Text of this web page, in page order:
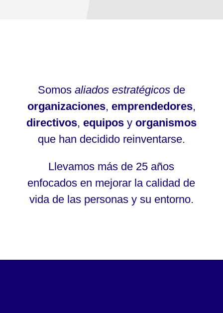
Somos aliados estratégicosde
organizaciones, emprendedores,
directivos, equiposy organismos
que han decidido reinventarse.
Llevamos más de 25 años
enfocados en mejorar la calidad de
vida de las personas y su entorno.